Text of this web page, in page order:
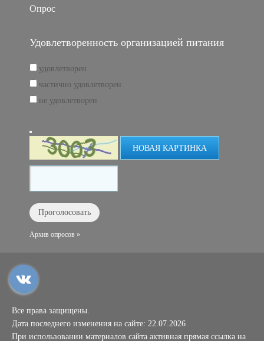
Опрос
Удовлетворенность организацией питания
удовлетворен
частично удовлетворен
не удовлетворен
НОВАЯ КАРТИНКА
Архив опросов »
Все права защищены.
Дата последнего изменения на сайте: 22.07.2026
При использовании материалов сайта активная прямая ссылка на